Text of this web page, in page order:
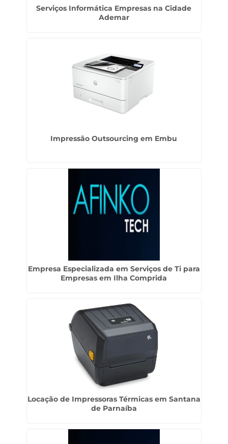
Serviços Informática Empresas na Cidade
Ademar
Impressão Outsourcing em Embu
Empresa Especializada em Serviços de Ti para
Empresas em Ilha Comprida
Locação de Impressoras Térmicas em Santana
de Parnaíba